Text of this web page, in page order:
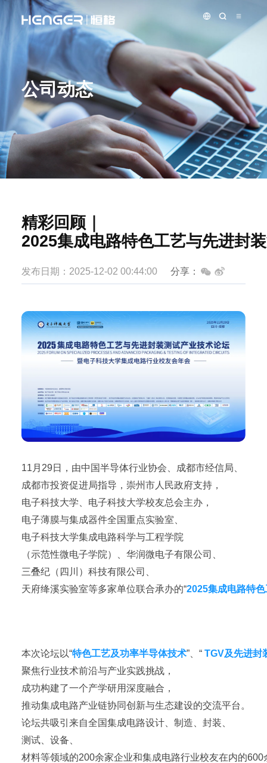
公司动态
精彩回顾｜
2025集成电路特色工艺与先进封
发布日期：2025-12-02 00:44:00 分享：
11月29日，由中国半导体行业协会、成都市经信局、
成都市投资促进局指导，崇州市人民政府支持，
电子科技大学、电子科技大学校友总会主办，
电子薄膜与集成器件全国重点实验室、
电子科技大学集成电路科学与工程学院
（示范性微电子学院）、华润微电子有限公司、
三叠纪（四川）科技有限公司、
天府绛溪实验室等多家单位联合承办的“2025集成电路特
本次论坛以“特色工艺及功率半导体技术”、“ TGV及先进封
聚焦行业技术前沿与产业实践挑战，
成功构建了一个产学研用深度融合，
推动集成电路产业链协同创新与生态建设的交流平台。
论坛共吸引来自全国集成电路设计、制造、封装、
测试、设备、
材料等领域的200余家企业和集成电路行业校友在内的600